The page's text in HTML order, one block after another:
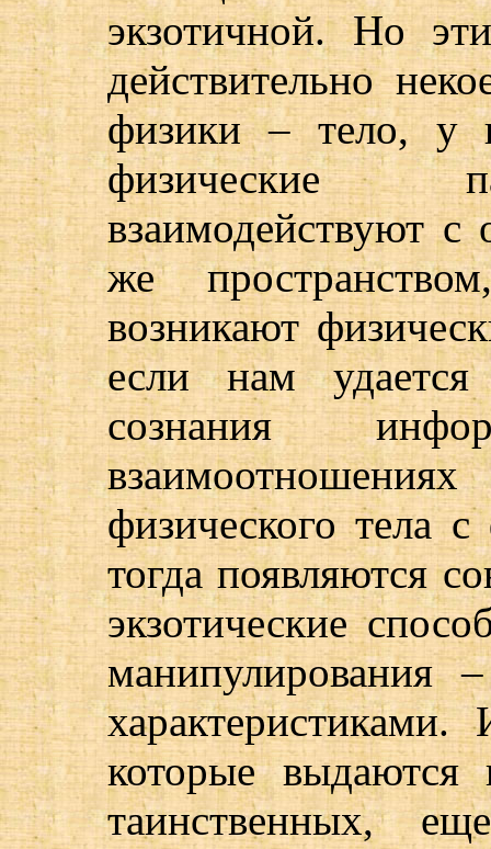
экзотичной. Но
действительно
физики – тело, у
физические
взаимодействуют
же
возникают
если нам удается
сознания
физического тела
тогда появляются
экзотические
которые выдаются
таинственных,